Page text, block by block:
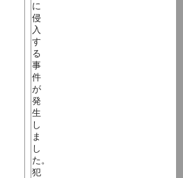
に
侵
入
す
る
事
件
が
発
生
し
ま
し
た。
犯